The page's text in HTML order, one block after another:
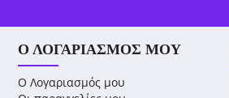
Ο ΛΟΓΑΡΙΑΣΜΌΣ ΜΟΥ
Ο Λογαριασμός μου